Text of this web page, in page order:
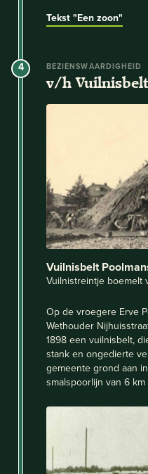
Tekst "Een zoon"
4 BEZIENSWAARDIGHEID
v/h
Vuilnisbelt
Vuilnistreintje boemelt
Op de vroegere Erve
Wethouder
1898 een vuilnisbelt,
stank en ongedierte
gemeente grond aan
smalspoorlijn van 6